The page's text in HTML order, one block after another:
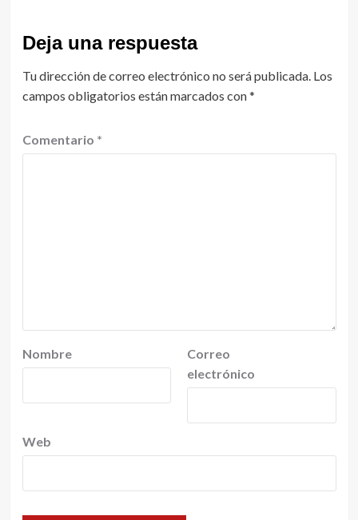
Deja una respuesta
Tu dirección de correo electrónico no será publicada. Los
campos obligatorios están marcados con*
Comentario *
Nombre
Correo
electrónico
Web